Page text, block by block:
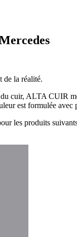
de la réalité.
cuir, ALTA CUIR
est formulée
les produits